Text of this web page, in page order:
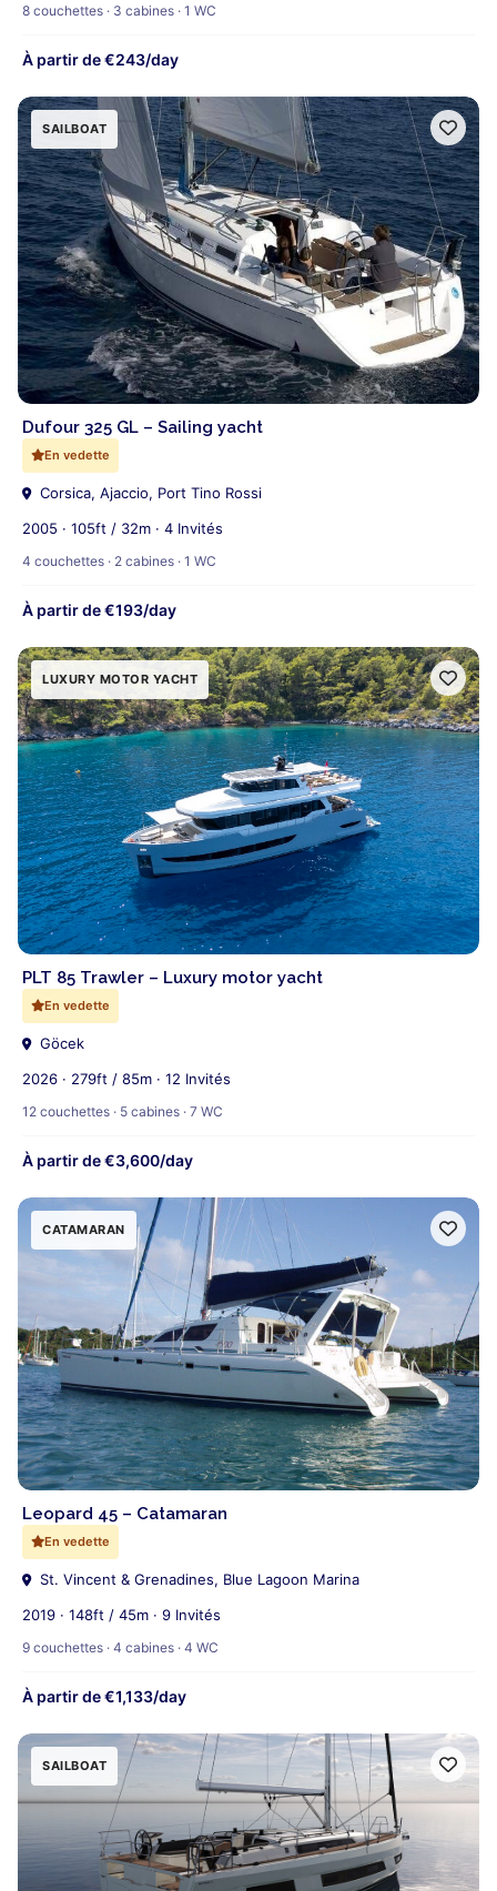
8 couchettes · 3 cabines · 1 WC
À partir de €243/day
SAILBOAT
Dufour 325 GL – Sailing yacht
En vedette
Corsica, Ajaccio, Port Tino Rossi
2005 · 105ft / 32m · 4 Invités
4 couchettes · 2 cabines · 1 WC
À partir de €193/day
LUXURY MOTOR YACHT
PLT 85 Trawler – Luxury motor yacht
En vedette
Göcek
2026 · 279ft / 85m · 12 Invités
12 couchettes · 5 cabines · 7 WC
À partir de €3,600/day
CATAMARAN
Leopard 45 – Catamaran
En vedette
St. Vincent & Grenadines, Blue Lagoon Marina
2019 · 148ft / 45m · 9 Invités
9 couchettes · 4 cabines · 4 WC
À partir de €1,133/day
SAILBOAT